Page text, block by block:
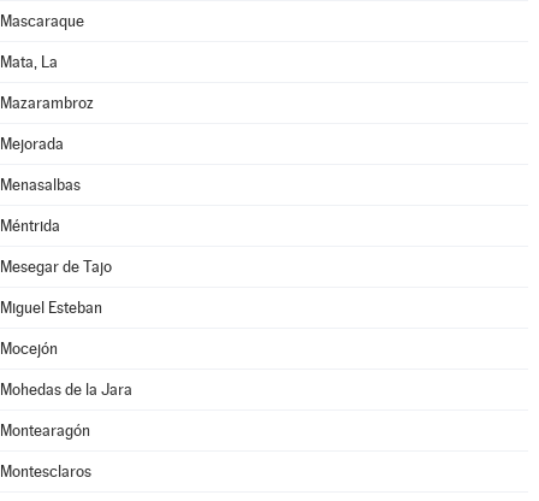
Mascaraque
Mata, La
Mazarambroz
Mejorada
Menasalbas
Méntrida
Mesegar de Tajo
Miguel Esteban
Mocejón
Mohedas de la Jara
Montearagón
Montesclaros